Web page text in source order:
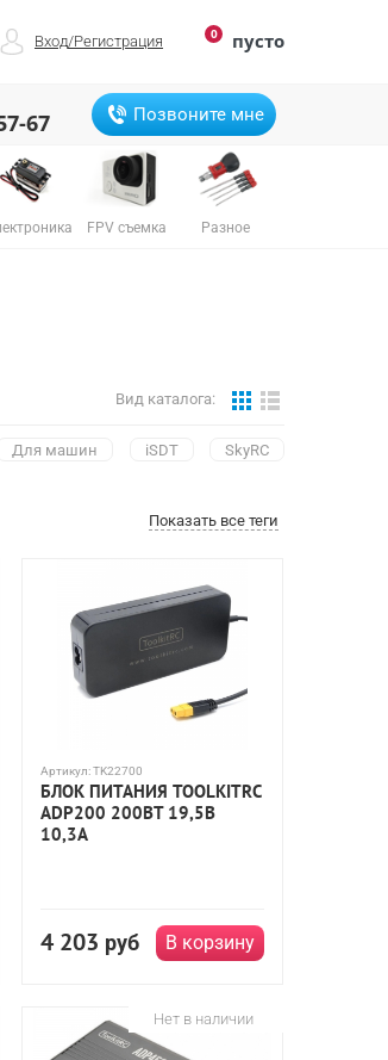
0 пусто
Вход/Регистрация
67 Позвоните мне
FPV съемка Разное
Вид каталога:
Для машин iSDT
SkyRC
Показать все теги
Артикул:TK22700
БЛОК ПИТАНИЯ TOOLKITRC
ADP200 200ВТ 19,5В
10,3А
4 203 руб В корзину
Нет в наличии